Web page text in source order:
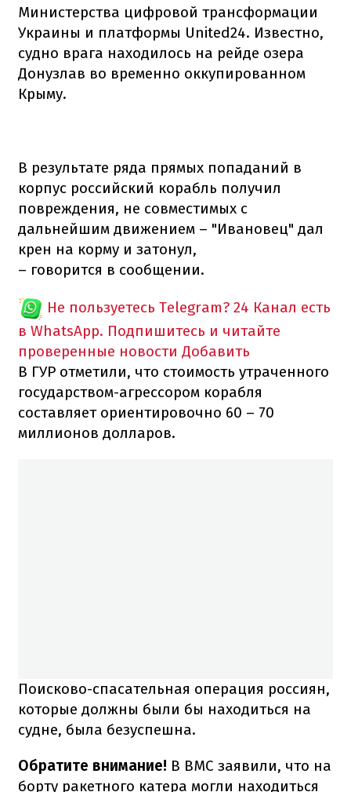
Министерства цифровой трансформации
Украины и платформы United24. Известно,
судно врага находилось на рейде озера
Донузлав во временно оккупированном
Крыму.
В результате ряда прямых попаданий в
корпус российский корабль получил
повреждения, не совместимых с
дальнейшим движением – "Ивановец" дал
крен на корму и затонул,
– говорится в сообщении.
Не пользуетесь Telegram? 24 Канал есть
в WhatsApp. Подпишитесь и читайте
проверенные новости Добавить
В ГУР отметили, что стоимость утраченного
государством-агрессором корабля
составляет ориентировочно 60 – 70
миллионов долларов.
Поисково-спасательная операция россиян,
которые должны были бы находиться на
судне, была безуспешна.
Обратите внимание! В ВМС заявили, что на
борту ракетного катера могли находиться